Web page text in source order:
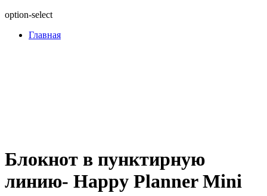
option-select
Главная
Блокнот в пунктирную
линию- Happy Planner Mini